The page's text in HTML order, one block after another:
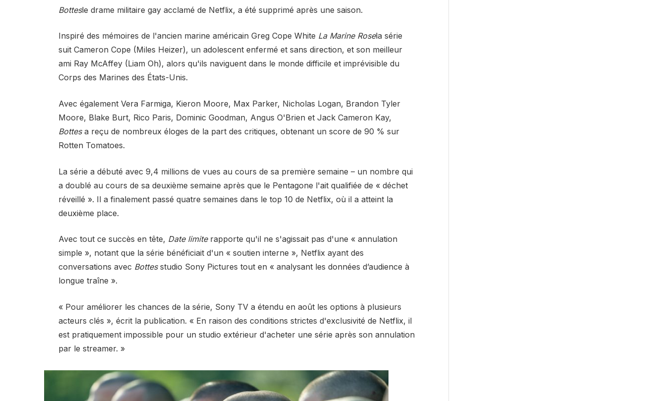
Bottesle drame militaire gay acclamé de Netflix, a été supprimé après une saison.
Inspiré des mémoires de l'ancien marine américain Greg Cope White La Marine Rosela série
suit Cameron Cope (Miles Heizer), un adolescent enfermé et sans direction, et son meilleur
ami Ray McAffey (Liam Oh), alors qu'ils naviguent dans le monde difficile et imprévisible du
Corps des Marines des États-Unis.
Avec également Vera Farmiga, Kieron Moore, Max Parker, Nicholas Logan, Brandon Tyler
Moore, Blake Burt, Rico Paris, Dominic Goodman, Angus O'Brien et Jack Cameron Kay,
Bottesa reçu de nombreux éloges de la part des critiques, obtenant un score de 90 % sur
Rotten Tomatoes.
La série a débuté avec 9,4 millions de vues au cours de sa première semaine – un nombre qui
a doublé au cours de sa deuxième semaine après que le Pentagone l'ait qualifiée de « déchet
réveillé ». Il a finalement passé quatre semaines dans le top 10 de Netflix, où il a atteint la
deuxième place.
Avec tout ce succès en tête, Date limiterapporte qu'il ne s'agissait pas d'une « annulation
simple », notant que la série bénéficiait d'un « soutien interne », Netflix ayant des
conversations avec Bottesstudio Sony Pictures tout en « analysant les données d’audience à
longue traîne ».
« Pour améliorer les chances de la série, Sony TV a étendu en août les options à plusieurs
acteurs clés », écrit la publication. « En raison des conditions strictes d'exclusivité de Netflix, il
est pratiquement impossible pour un studio extérieur d'acheter une série après son annulation
par le streamer. »